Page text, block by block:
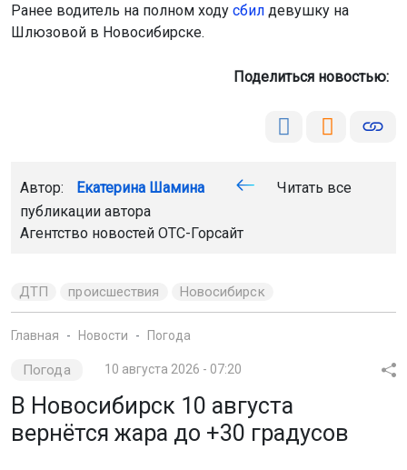
Ранее водитель на полном ходу сбил девушку на
Шлюзовой в Новосибирске.
Поделиться новостью:
Автор: Екатерина Шамина
Читать все
публикации автора
Агентство новостей ОТС-Горсайт
ДТП происшествия Новосибирск
Главная Новости Погода
Погода 10 августа 2026 - 07:20
В Новосибирск 10 августа
вернётся жара до +30 градусов